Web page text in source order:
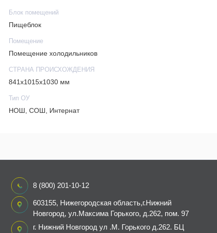
Блок помещений
Пищеблок
Помещение
Помещение холодильников
СТРАНА ПРОИСХОЖДЕНИЯ
841х1015х1030 мм
Тип ОУ
НОШ, СОШ, Интернат
8 (800) 201-10-12
603155, Нижегородская область,г.Нижний
Новгород, ул.Максима Горького, д.262, пом. 97
г. Нижний Новгород ул .М. Горького д.262. БЦ